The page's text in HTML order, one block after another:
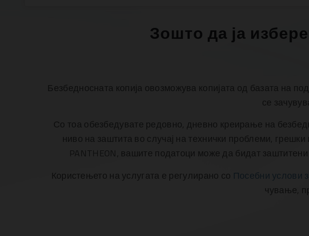
Зошто да ја
Безбедносната копија овозможува копијата од базата на
се
Со тоа обезбедувате редовно, дневно креирање на
ниво на заштита во случај на технички проблеми,
PANTHEON, вашите податоци може да бидат
Користењето на услугата е регулирано со Посебни услови
чување,